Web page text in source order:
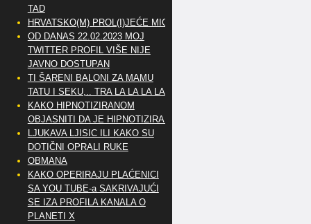
TAD
HRVATSKO(M) PROL(I)JEĆE MIG
OD DANAS 22.02.2023 MOJ
TWITTER PROFIL VIŠE NIJE
JAVNO DOSTUPAN
TI ŠARENI BALONI ZA MAMU
TATU I SEKU,.. TRA LA LA LA LA
KAKO HIPNOTIZIRANOM
OBJASNITI DA JE HIPNOTIZIRAN
LJUKAVA LJISIC ILI KAKO SU
DOTIČNI OPRALI RUKE
OBMANA
KAKO OPERIRAJU PLAĆENICI
SA YOU TUBE-a SAKRIVAJUĆI
SE IZA PROFILA KANALA O
PLANETI X